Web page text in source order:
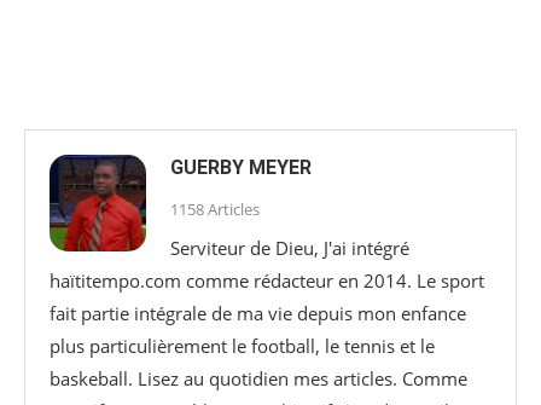
GUERBY MEYER
1158 Articles
Serviteur de Dieu, J'ai intégré
haïtitempo.com comme rédacteur en 2014. Le sport
fait partie intégrale de ma vie depuis mon enfance
plus particulièrement le football, le tennis et le
baskeball. Lisez au quotidien mes articles. Comme